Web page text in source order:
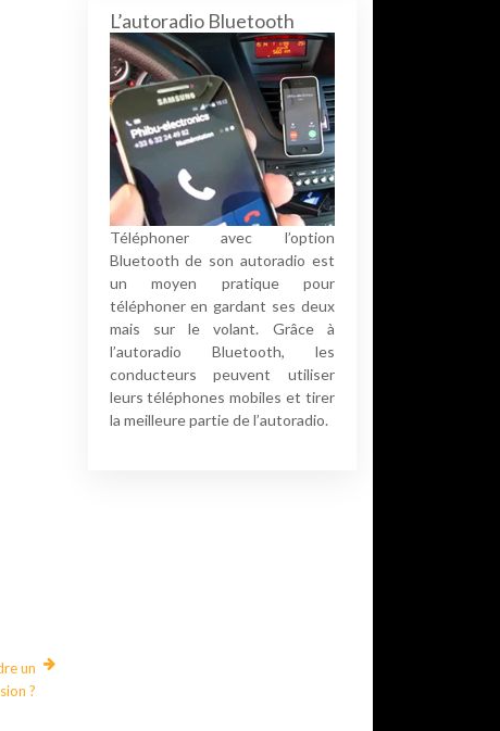
un
?
L’autoradio Bluetooth
Téléphoner avec l’option
Bluetooth de son autoradio est
un moyen pratique pour
téléphoner en gardant ses deux
mais sur le volant. Grâce à
l’autoradio Bluetooth, les
conducteurs peuvent utiliser
leurs téléphones mobiles et tirer
la meilleure partie de l’autoradio.